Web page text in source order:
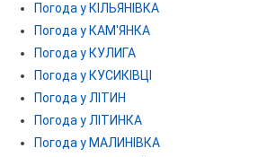
Погода у КІЛЬЯНІВКА
Погода у КАМ'ЯНКА
Погода у КУЛИГА
Погода у КУСИКІВЦІ
Погода у ЛІТИН
Погода у ЛІТИНКА
Погода у МАЛИНІВКА